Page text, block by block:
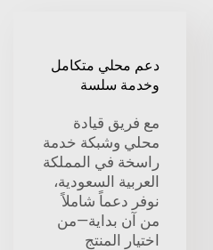
دعم محلي متكامل
وخدمة سلسة
مع فريق قيادة
محلي وشبكة خدمة
راسخة في المملكة
العربية السعودية،
نوفر دعماً شاملاً
من آن بداية—من
اختيار المنتج